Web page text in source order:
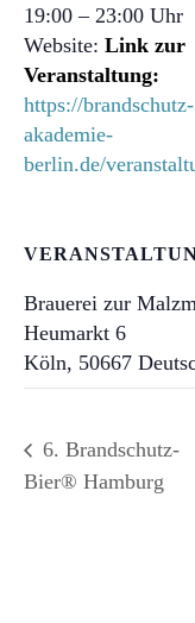
19:00 – 23:00
Website:
https://brandschutz-
akademie-
berlin.de/
Brauerei zur
Heumarkt 6
Köln, 50667
6. Brandschutz-
Bier® Hamburg